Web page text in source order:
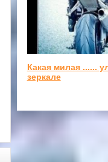
Какая милая ......
зеркале